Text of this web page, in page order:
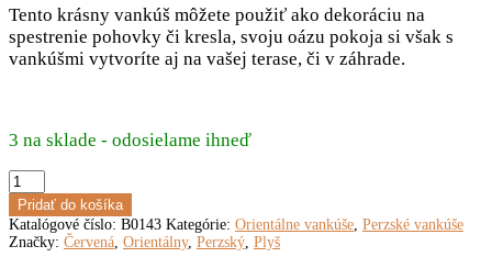
Tento krásny vankúš môžete použiť ako dekoráciu na
spestrenie pohovky či kresla, svoju oázu pokoja si však s
vankúšmi vytvoríte aj na vašej terase, či v záhrade.
3 na sklade - odosielame ihneď
množstvo
Orientálny
vankúš
„Dalia“
45
Pridať do košíka
Katalógové číslo: B0143 Kategórie: Orientálne vankúše Perzské vankúše
Značky: Červená Orientálny, Perzský Plyš